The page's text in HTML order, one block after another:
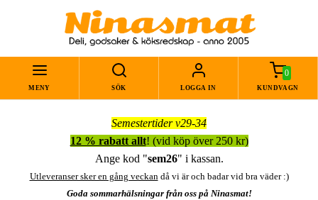
MENY SÖK LOGGA IN
0
KUNDVAGN
Semestertider v29-34
12 % rabatt allt! (vid köp över 250 kr)
Ange kod "sem26" i kassan.
Utleveranser sker en gång veckandå vi är och badar vid bra väder :)
Goda sommarhälsningar från oss på Ninasmat!